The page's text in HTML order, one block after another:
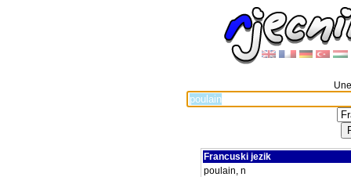
Francuski jezik
poulain, n